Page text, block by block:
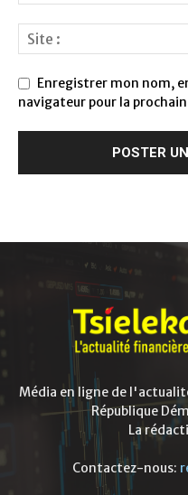
Enregistrer mon nom,
navigateur pour la
Média en ligne de
République
La
Contactez-nous: